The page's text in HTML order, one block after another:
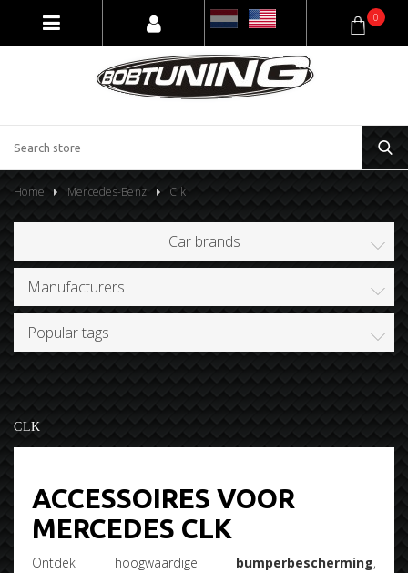
0
Home Mercedes-Benz Clk
Car brands
Manufacturers
Popular tags
CLK
ACCESSOIRES VOOR
MERCEDES CLK
Ontdek hoogwaardige bumperbescherming,